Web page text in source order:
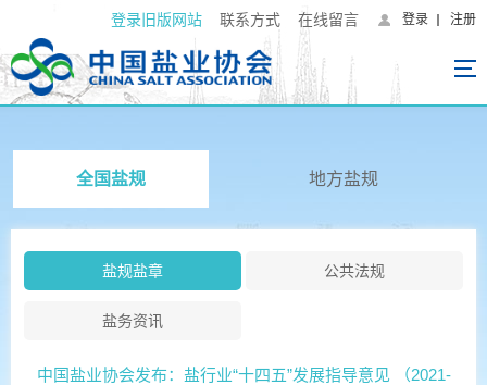
登录旧版网站 联系方式 在线留言 登录 注册
全国盐规 地方盐规
盐规盐章 公共法规
盐务资讯
中国盐业协会发布：盐行业“十四五”发展指导意见 （2021-